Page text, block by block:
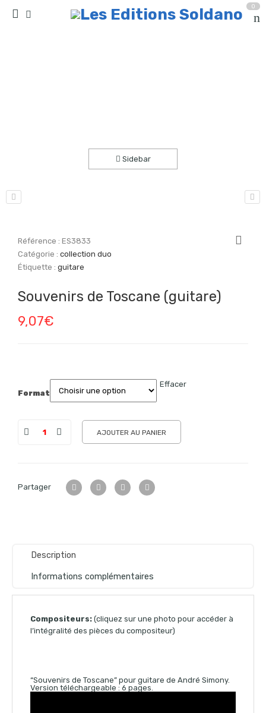
0
Sidebar
Référence :ES3833
Catégorie :collection duo
Étiquette :guitare
Souvenirs de Toscane (guitare)
9,07€
Format
Effacer
AJOUTER AU PANIER
Partager
Description
Informations complémentaires
Compositeurs: (cliquez sur une photo pour accéder à
l’intégralité des pièces du compositeur)
“Souvenirs de Toscane” pour guitare de André Simony.
Version téléchargeable : 6 pages.